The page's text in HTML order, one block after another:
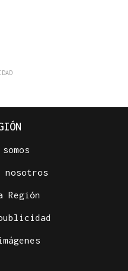
nosotros
Región